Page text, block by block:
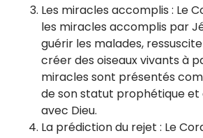
Les miracles accomplis : Le
les miracles accomplis par
guérir les malades,
créer des oiseaux vivants à
miracles sont présentés
de son statut prophétique et
avec Dieu.
La prédiction du rejet : Le